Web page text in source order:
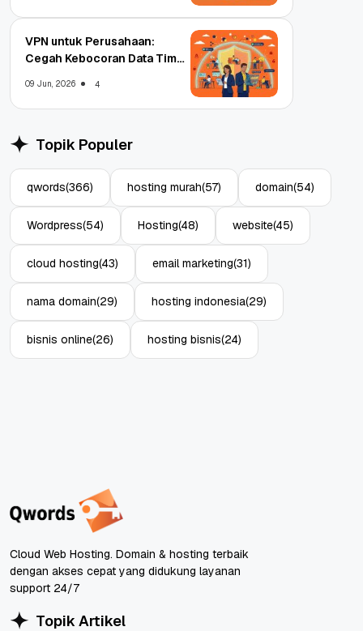
VPN untuk Perusahaan:
Cegah Kebocoran Data Tim
09 Jun, 2026 4
Topik Populer
qwords(366) hosting murah(57) domain(54)
Wordpress(54) Hosting(48) website(45)
cloud hosting(43) email marketing(31)
nama domain(29) hosting indonesia(29)
bisnis online(26) hosting bisnis(24)
Cloud Web Hosting. Domain & hosting terbaik
dengan akses cepat yang didukung layanan
support 24/7
Topik Artikel